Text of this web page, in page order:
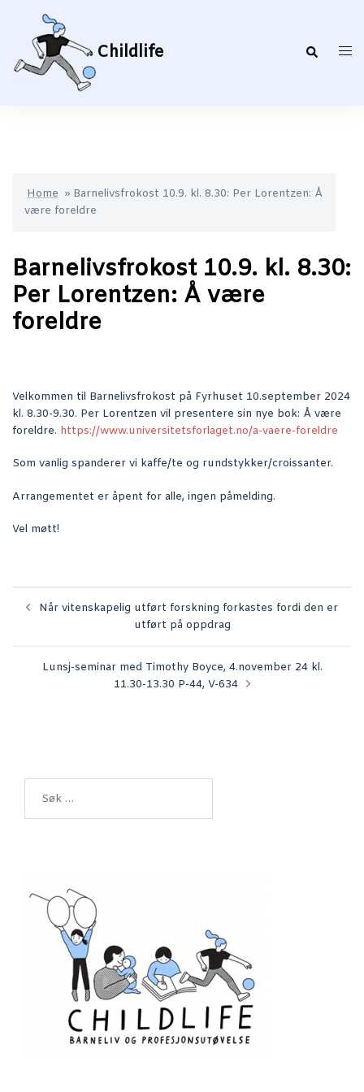
innhold
Childlife Search
Home » Barnelivsfrokost 10.9. kl. 8.30: Per Lorentzen: Å
være foreldre
Barnelivsfrokost 10.9. kl. 8.30:
Per Lorentzen: Å være
foreldre
Velkommen til Barnelivsfrokost på Fyrhuset 10.september 2024
kl. 8.30-9.30. Per Lorentzen vil presentere sin nye bok: Å være
foreldre. https://www.universitetsforlaget.no/a-vaere-foreldre
Som vanlig spanderer vi kaffe/te og rundstykker/croissanter.
Arrangementet er åpent for alle, ingen påmelding.
Vel møtt!
Innleggsnavigasjon
Når vitenskapelig utført forskning forkastes fordi den er
utført på oppdrag
Lunsj-seminar med Timothy Boyce, 4.november 24 kl.
11.30-13.30 P-44, V-634
etter: